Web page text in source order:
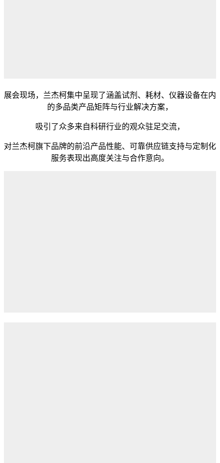
展会现场，兰杰柯集中呈现了涵盖试剂、耗材、仪器设备在内
的多品类产品矩阵与行业解决方案，
吸引了众多来自科研行业的观众驻足交流，
对兰杰柯旗下品牌的前沿产品性能、可靠供应链支持与定制化
服务表现出高度关注与合作意向。